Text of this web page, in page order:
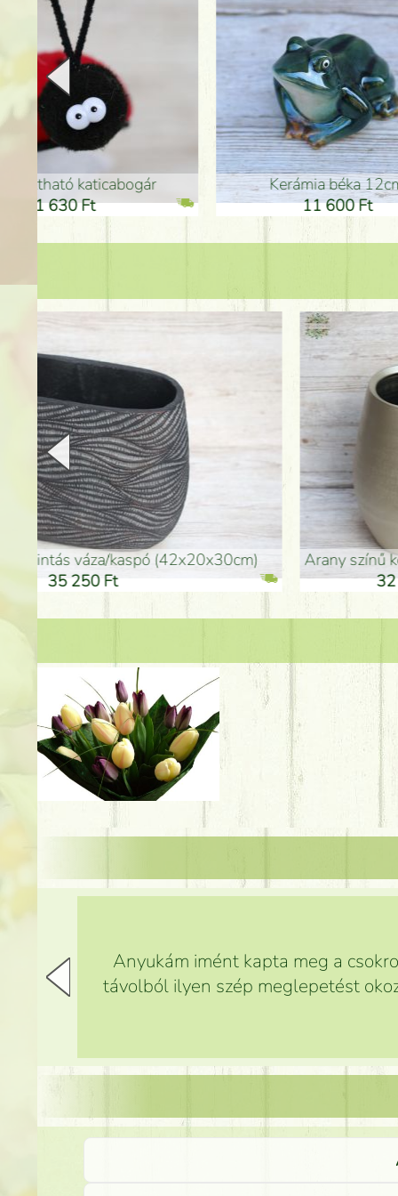
Kerámia béka 12cm
11 600 Ft
arany színű kerámia váza (40x26cm)
32 250 Ft
hosszú arany színű
46
Anyukám imént kapta meg a
távolból ilyen szép meglepetést